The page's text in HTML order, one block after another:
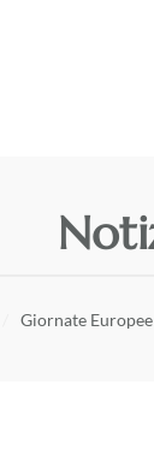
Giornate